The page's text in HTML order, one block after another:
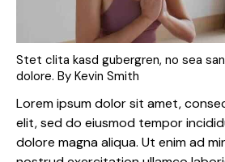
Stet clita kasd gubergren, no sea
dolore. By Kevin Smith
Lorem ipsum dolor sit amet,
elit, sed do eiusmod tempor
dolore magna aliqua. Ut enim ad